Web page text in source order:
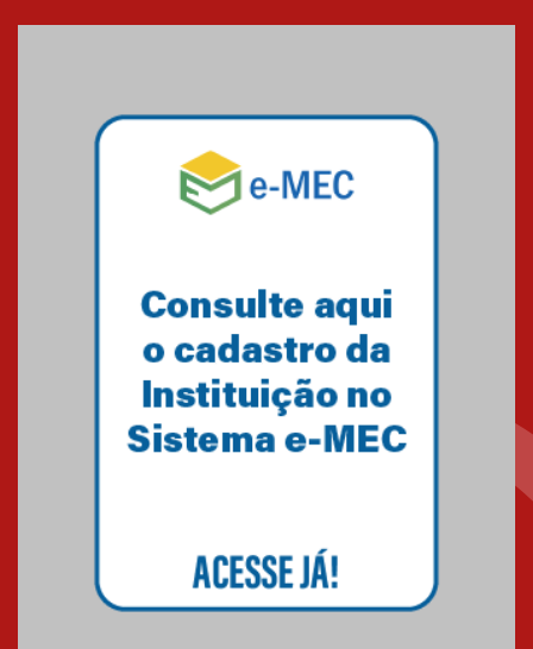
07.11.2024
Equipe de saltos ornamentais
do Mackenzie Brasília
Gravação do projeto “Mais de
31 mil vozes com a Palavra” é
realizado no Colégio
Mackenzie Brasília
25.10.2024
Brasília conquistam medalhas
em importantes competições
de Matemática
04.10.2024